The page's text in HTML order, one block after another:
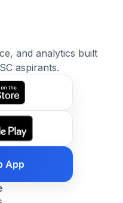
and analytics built
aspirants.
App